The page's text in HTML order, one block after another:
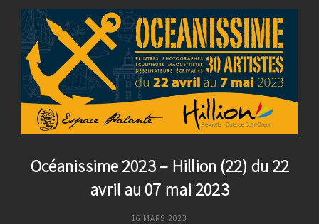
Babel
–
Quimperlé,
Du
7
23
2023
Océanissime 2023 – Hillion (22) du 22
avril au 07 mai 2023
POSTED
16 MARS 2023